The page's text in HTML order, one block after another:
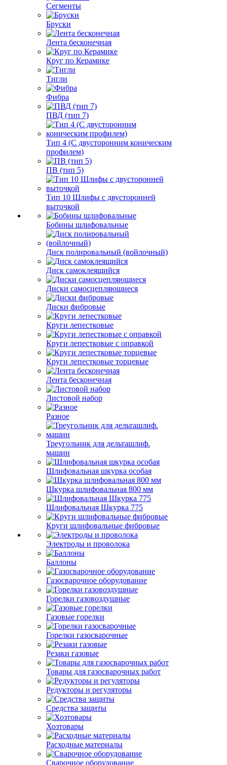
Сегменты
Бруски
Лента бесконечная
Круг по Керамике
Тигли
Фибра
ПВД (тип 7)
Тип 4 (С двусторонним коническим
профилем)
ПВ (тип 5)
Тип 10 Шлифы с двусторонней
выточкой
Бобины шлифовальные
Диск полировальный (войлочный)
Диск самоклеящийся
Диски самосцепляющиеся
Диски фибровые
Круги лепестковые
Круги лепестковые с оправкой
Круги лепестковые торцевые
Лента бесконечная
Листовой набор
Разное
Треугольник для дельташлиф.
машин
Шлифовальная шкурка особая
Шкурка шлифовальная 800 мм
Шлифовальная Шкурка 775
Круги шлифовальные фибровые
Электроды и проволока
Баллоны
Газосварочное оборудование
Горелки газовоздушные
Газовые горелки
Горелки газосварочные
Резаки газовые
Товары для газосварочных работ
Редукторы и регуляторы
Средства защиты
Хозтовары
Расходные материалы
Сварочное оборудование